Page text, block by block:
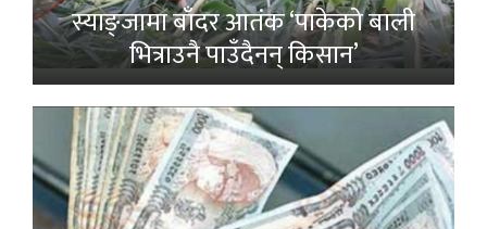
स्याङ्जामा बाँदर आतंक ‘पाकेको बाली
भित्राउनै पाउँदैनन् किसान’